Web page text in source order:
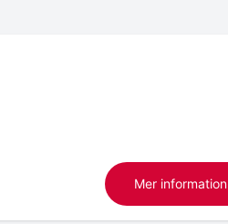
Mer information